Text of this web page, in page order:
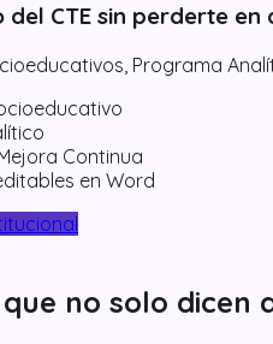
CTE sin perderte en
Programa
Continua
en Word
que no solo